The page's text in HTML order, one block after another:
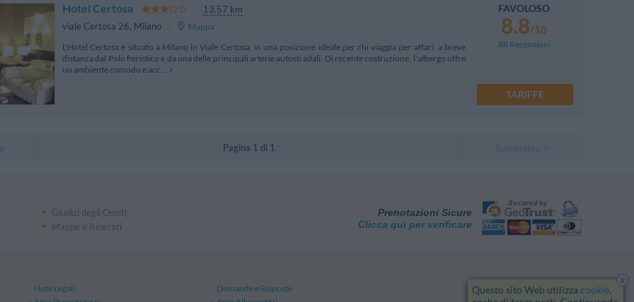
Hotel Certosa
13.57 km
viale Certosa 26, Milano
Mappa
L'Hotel Certosa è situato a Milano in Viale Certosa, in una posizione ideale per chi viaggia per affari, a breve
distanza dal Polo fieristico e da una delle principali arterie autostradali. Di recente costruzione, l'albergo offre
un ambiente comodo e acc...
FAVOLOSO
8.8/10
88 Recensioni
TARIFFE
Pagina 1 di 1
Giudizi degli Ospiti
Mappe e Itinerari
Prenotazioni Sicure
Clicca qui per verificare
Note Legali
Domande e Risposte
x
Questo sito Web utilizza cookie,